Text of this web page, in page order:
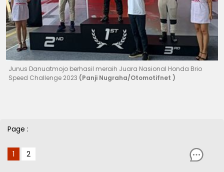
Junus Danuatmojo berhasil meraih Juara Nasional Honda Brio
Speed Challenge 2023 (Panji Nugraha/Otomotifnet )
Page :
1 2